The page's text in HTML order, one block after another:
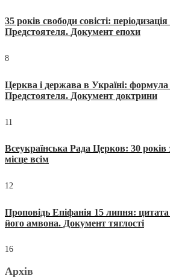
35 років свободи совісті: періодизація
Предстоятеля. Документ епохи
8
Церква і держава в Україні: формула
Предстоятеля. Документ доктрини
11
Всеукраїнська Рада Церков: 30 років
місце всім
12
Проповідь Епіфанія 15 липня:
його амвона. Документ тяглості
16
Архів